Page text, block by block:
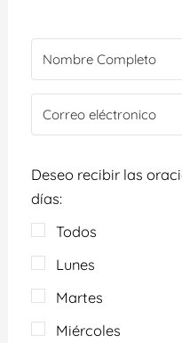
Deseo recibir las
días:
Todos
Lunes
Martes
Miércoles